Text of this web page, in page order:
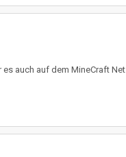
auch auf dem MineCraft